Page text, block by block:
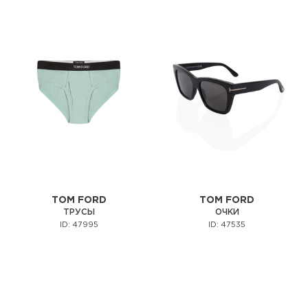
TOM FORD
ТРУСЫ
ID: 47995
TOM FORD
ОЧКИ
ID: 47535